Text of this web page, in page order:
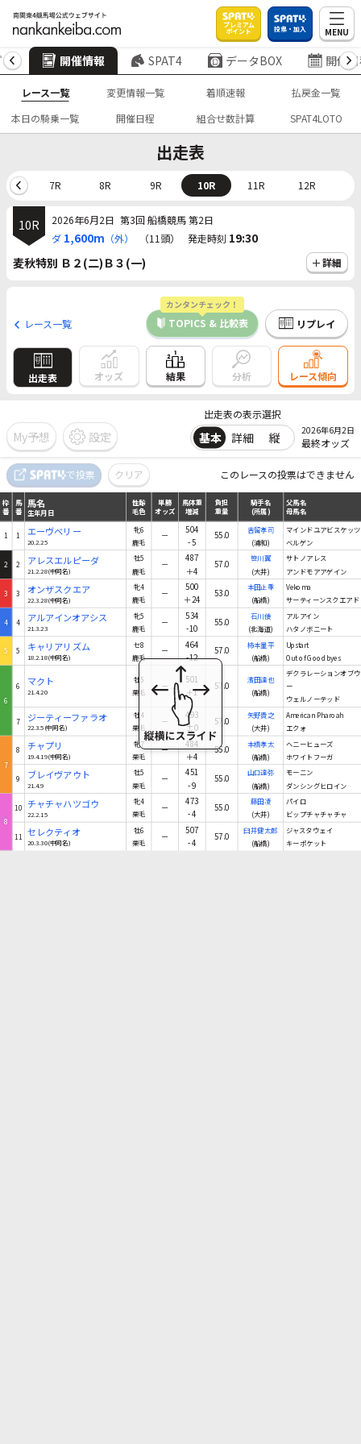
プレミアム
ポイント 投票・加入 MENU
開催情報 SPAT4 データBOX 開催
レース一覧 変更情報一覧 着順速報
払戻金一覧
本日の騎乗一覧
開催日程 組合せ数計算 SPAT4LOTO
出走表
7R 8R 9R 10R 11R 12R
10R 2026年6月2日 第3回 船橋競馬 第2日
ダ 1,600m （外） （11頭） 発走時刻 19:30
麦秋特別 Ｂ２(二)Ｂ３(一)
詳細
レース一覧
カンタンチェック！
TOPICS & 比較表 リプレイ
出走表 オッズ 結果 分析 レース傾向
で投票 クリア このレースの投票はできません
My予想 設定
出走表の表示選択
基本 詳細 縦 2026年6月2日
最終オッズ
枠
番
馬
番
馬名
性齢
毛色
負担
重量
騎手名
(所属)
父馬名
母馬名
枠
番
馬
番
馬名
生年月日
性齢
毛色
単勝
オッズ
馬体重
増減
負担
重量
騎手名
(所属)
父馬名
母馬名
1 1 エーヴベリー
20.2.25
牝6
鹿毛
－
504
-5
55.0
吉留孝司
(浦和)
マインドユアビスケッツ
ベルゲン
2 2 アレスエルピーダ
21.2.28(中同名)
牡5
鹿毛
－
487
＋4
57.0
笹川翼
(大井)
サトノアレス
アンドモアアゲイン
3 3 オンザスクエア
22.3.28(中同名)
牝4
鹿毛
－
500
＋24
53.0
本田正重
(船橋)
Vekoma
サーティーンスクエアド
4 4 アルアインオアシス
21.3.23
牝5
鹿毛
－
534
-10
55.0
石川倭
(北海道)
アルアイン
ハタノボニート
5 5 キャリアリズム
18.2.18(中同名)
セ8
鹿毛
－
464
-12
57.0
柿本量平
(船橋)
Upstart
Out of Goodbyes
6
6 マクト
21.4.20
牡5
栗毛
－
501
＋1
57.0
濱田達也
(船橋)
デクラレーションオブ
ー
ウェルノーテッド
7 ジーティーファラオ
22.3.5(中同名)
牡4
栗毛
－
493
±0
57.0
矢野貴之
(大井)
American Pharoah
エクォ
7
8 チャプリ
19.4.19(中同名)
牝7
栗毛
－
484
＋4
55.0
本橋孝太
(船橋)
ヘニーヒューズ
ホワイトフーガ
9 ブレイヴアウト
21.4.9
牡5
栗毛
－
451
-9
55.0
山口達弥
(船橋)
モーニン
ダンシングヒロイン
8
10 チャチャハツゴウ
22.2.15
牝4
栗毛
－
473
-4
55.0
藤田凌
(大井)
パイロ
ビップチャチャチャ
11 セレクティオ
20.3.30(中同名)
牡6
栗毛
－
507
-4
57.0
臼井健太郎
(船橋)
ジャスタウェイ
キーポケット